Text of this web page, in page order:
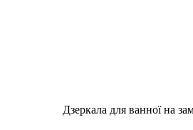
Дзеркала для ванної на